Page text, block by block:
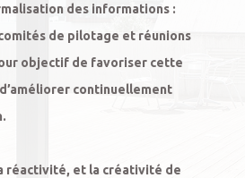
des informations :
de pilotage et réunions
objectif de favoriser cette
continuellement
réactivité, et la créativité de